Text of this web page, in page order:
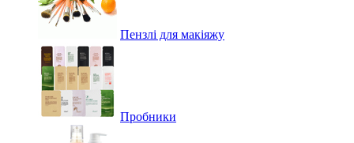
Пензлі для макіяжу
Пробники